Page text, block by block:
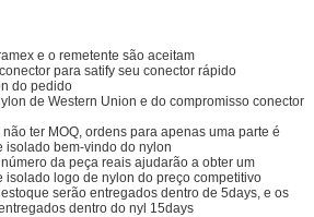
e o remetente são aceitam
para satify seu conector rápido
do pedido
de Western Union e do compromisso conector
ter MOQ, ordens para apenas uma parte é
isolado bem-vindo do nylon
da peça reais ajudarão a obter um
isolado logo de nylon do preço competitivo
serão entregados dentro de 5days, e os
dentro do nyl 15days